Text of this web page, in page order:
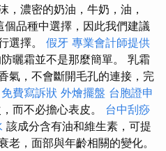
，濃密的奶油，牛奶，油，
個品種中選擇，因此我們建議
選擇。 假牙 專業會計師提供
曬霜並不是那麼簡單。 乳霜
氣，不會斷開毛孔的連接，完
免費寫訴狀 外燴擺盤 台胞證申
而不必擔心表皮。 台中刮痧
該成分含有油和維生素，可提
，面部與年齡相關的變化。